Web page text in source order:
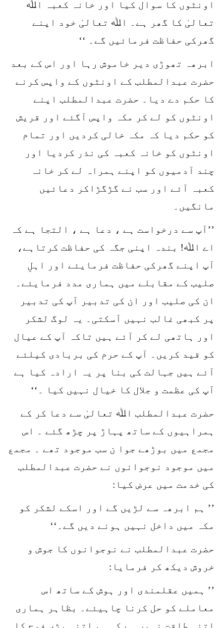
اونٹوں کا سوال کیا اور خانہ کعبہ اﷲ
تعالیٰ کا گھر ہے۔ اﷲ تعالیٰ خود اپنے
گھرکی حفاظت فرمائیں گے۔ ‘‘
ابرھہ تھوڑی دیر خاموش رہا اور اس کے بعد
حضرت عبدالمطلب کے اونٹوں کے واپس کرنے
کا حکم دے دیا۔ حضرت عبدالمطلب اپنے
اونٹوں کو لے کر مکہ واپس آگئے اور قریش
کو حکم دیا کہ مکہ خالی کردیں اور تمام
اونٹوں کو خانہ کعبہ کی نذر کردیا اور
چند آدمیوں کو اپنے ہمراہ لے کر خانہ
کعبہ آئے اور سب نے گڑگڑاکر دعائیں
مانگیں۔
’’آپ سے درخواست ہے ، دعا ہے ، التجا ہے کہ
اے اﷲ! بندہ اپنی جگہ کی حفاظت کرتاہے،
آپ اپنے گھرکی حفاظت فرمایئے اور اہلِ
صلیب کے مقابلے میں ہماری مدد فرمایئے۔
ان کی صلیب اور ان کی تدبیر آپ کی تدبیر
پر کبھی غالب نہیں آسکتی۔ یہ لوگ لشکر
اور ہاتھی لے کر آئے ہیں تاکہ آپ کے عیال
کو قید کریں۔ آپ کے حرم کی بربادی کیلئے
آئے ہیں جہالت کی بنا پر یہ ارادہ کیا ہے
آپ کی عظمت و جلال کا خیال نہیں کیا ۔‘‘
حضرت عبدالمطلب اﷲ تعالیٰ سے دعا کر کے
ہمراہیوں کے ساتھ پہاڑ پر چڑھ گئے ۔ اس
مجمع میں بوڑھے جوا ن سب موجود تھے ۔ مجمع
میں موجود نوجوانوں نے حضرت عبدالمطلب
کی خدمت میں عرض کیا:
’’ ہم ابرھہ سے لڑیں گے اور اسکے لشکر کو
مکہ میں داخل نہیں ہونے دیں گے۔‘‘
حضرت عبدالمطلب نے نوجوانوں کا جوش و
خروش دیکھ کر فرمایا:
’’ ہمیں عقلمندی اور ہوش کے ساتھ اس
معاملے کو حل کرنا چاہیئے۔ بظاہر ہماری
اتنی طاقت نہیں ہے کہ ہم اتنی بڑی فوج کا